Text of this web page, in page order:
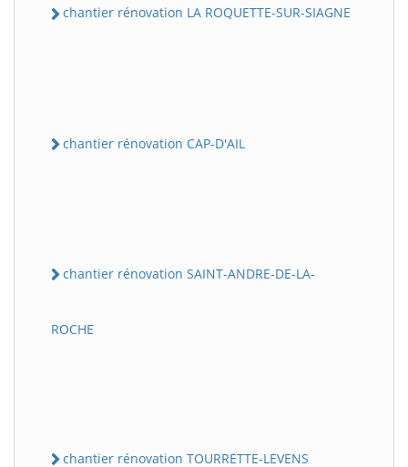
chantier rénovation LA ROQUETTE-SUR-SIAGNE
chantier rénovation CAP-D'AIL
chantier rénovation SAINT-ANDRE-DE-LA-
ROCHE
chantier rénovation TOURRETTE-LEVENS